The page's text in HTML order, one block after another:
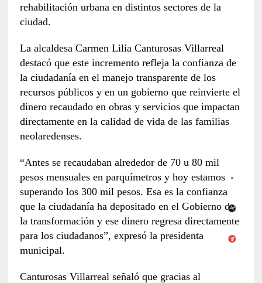
rehabilitación urbana en distintos sectores de la
ciudad.
La alcaldesa Carmen Lilia Canturosas Villarreal
destacó que este incremento refleja la confianza de
la ciudadanía en el manejo transparente de los
recursos públicos y en un gobierno que reinvierte el
dinero recaudado en obras y servicios que impactan
directamente en la calidad de vida de las familias
neolaredenses.
“Antes se recaudaban alrededor de 70 u 80 mil
pesos mensuales en parquímetros y hoy estamos
superando los 300 mil pesos. Esa es la confianza
que la ciudadanía ha depositado en el Gobierno de
la transformación y ese dinero regresa directamente
para los ciudadanos”, expresó la presidenta
municipal.
Canturosas Villarreal señaló que gracias al